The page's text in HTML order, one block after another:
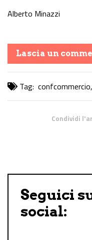
Alberto Minazzi
Lascia un
Tag: confcommercio,
Condividi
Seguici
social: